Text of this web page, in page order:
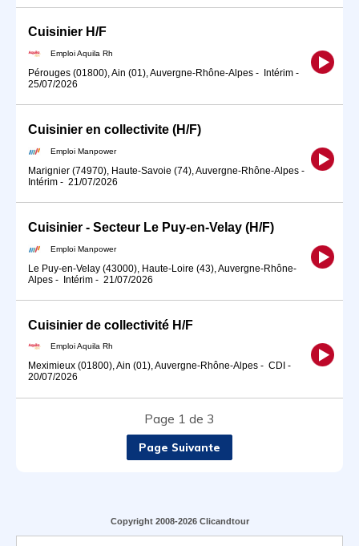
Cuisinier H/F
Emploi Aquila Rh
Pérouges (01800), Ain (01), Auvergne-Rhône-Alpes - Intérim -
25/07/2026
Cuisinier en collectivite (H/F)
Emploi Manpower
Marignier (74970), Haute-Savoie (74), Auvergne-Rhône-Alpes -
Intérim - 21/07/2026
Cuisinier - Secteur Le Puy-en-Velay (H/F)
Emploi Manpower
Le Puy-en-Velay (43000), Haute-Loire (43), Auvergne-Rhône-
Alpes - Intérim - 21/07/2026
Cuisinier de collectivité H/F
Emploi Aquila Rh
Meximieux (01800), Ain (01), Auvergne-Rhône-Alpes - CDI -
20/07/2026
Page 1 de 3
Page Suivante
Copyright 2008-2026 Clicandtour